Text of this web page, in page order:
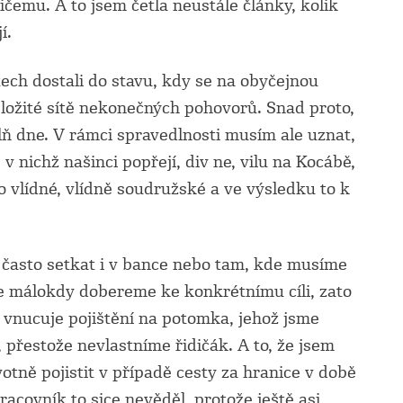
A to jsem četla neustále články, kolik
dostali do stavu, kdy se na obyčejnou
sítě nekonečných pohovorů. Snad proto,
dne. V rámci spravedlnosti musím ale uznat,
nichž našinci popřejí, div ne, vilu na Kocábě,
vlídné, vlídně soudružské a ve výsledku to k
setkat i v bance nebo tam, kde musíme
málokdy dobereme ke konkrétnímu cíli, zato
pojištění na potomka, jehož jsme
nevlastníme řidičák. A to, že jsem
pojistit v případě cesty za hranice v době